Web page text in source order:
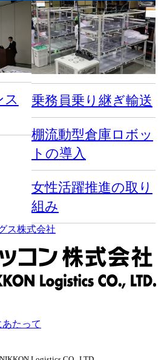
ス
乗務員乗り継ぎ輸送
棚流動型倉庫ロボッ
トの導入
女性活躍推進の取り
組み
ス株式会社
たって